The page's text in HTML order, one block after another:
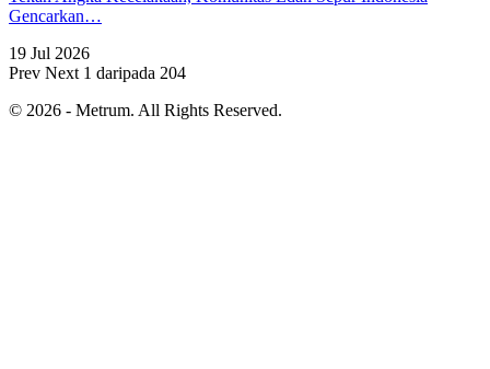
Gencarkan…
19 Jul 2026
Prev Next 1 daripada 204
© 2026 - Metrum. All Rights Reserved.